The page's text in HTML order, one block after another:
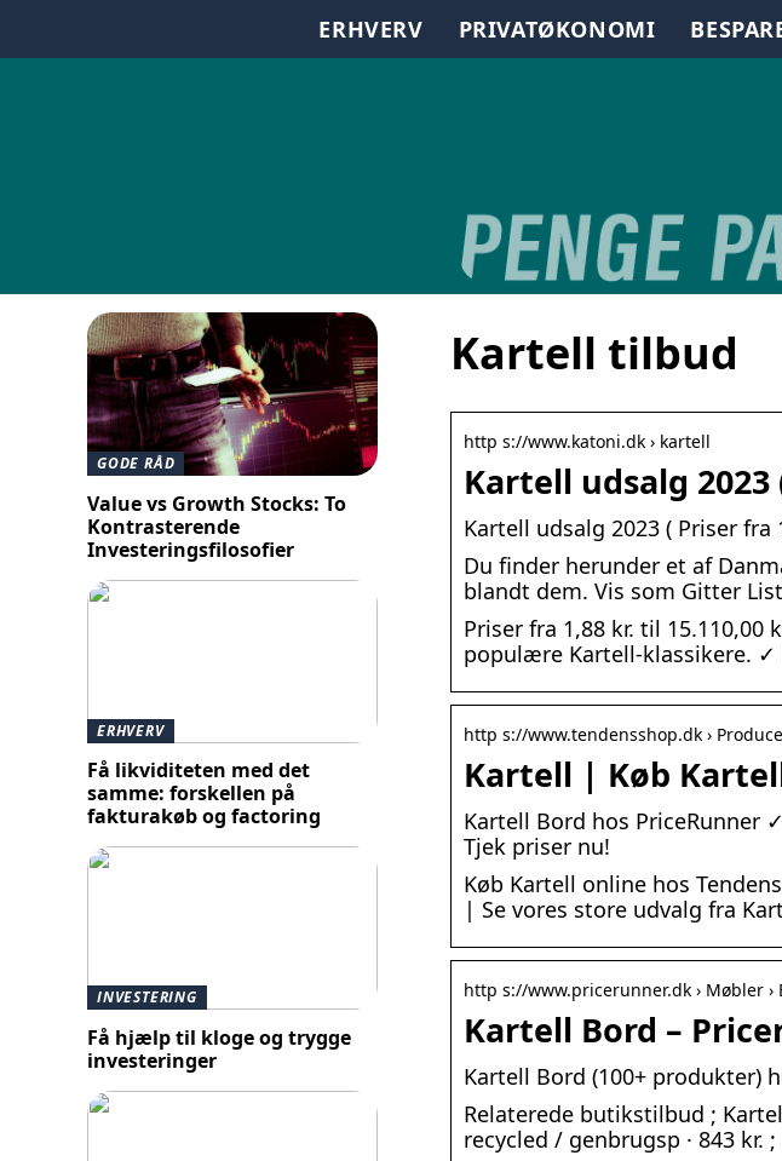
ERHVERV PRIVATØKONOMI
Kartell tilbud
http s://www.katoni.dk › kartell
Kartell udsalg
Kartell udsalg 2023 ( Priser
Du finder herunder et af
blandt dem. Vis som Gitter
Priser fra 1,88 kr. til
populære Kartell-klassikere. ✓
http s://www.tendensshop.dk ›
Kartell | Køb
Kartell Bord hos PriceRunner
Tjek priser nu!
Køb Kartell online hos
| Se vores store udvalg fra
http s://www.pricerunner.dk › Møbler ›
Kartell Bord –
Kartell Bord (100+ produkter)
Relaterede butikstilbud ;
recycled / genbrugsp · 843
GODE RÅD
Value vs Growth Stocks: To
Kontrasterende
Investeringsfilosofier
ERHVERV
Få likviditeten med det
samme: forskellen på
fakturakøb og factoring
INVESTERING
Få hjælp til kloge og trygge
investeringer